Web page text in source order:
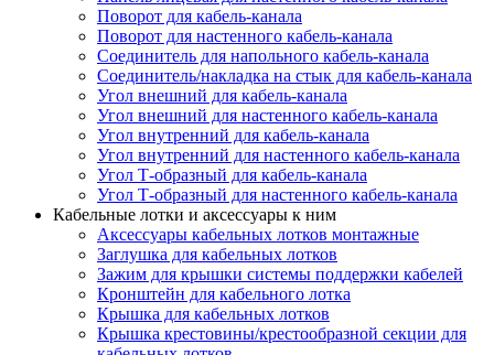
Поворот для кабель-канала
Поворот для настенного кабель-канала
Соединитель для напольного кабель-канала
Соединитель/накладка на стык для кабель-канала
Угол внешний для кабель-канала
Угол внешний для настенного кабель-канала
Угол внутренний для кабель-канала
Угол внутренний для настенного кабель-канала
Угол Т-образный для кабель-канала
Угол Т-образный для настенного кабель-канала
Кабельные лотки и аксессуары к ним
Аксессуары кабельных лотков монтажные
Заглушка для кабельных лотков
Зажим для крышки системы поддержки кабелей
Кронштейн для кабельного лотка
Крышка для кабельных лотков
Крышка крестовины/крестообразной секции для